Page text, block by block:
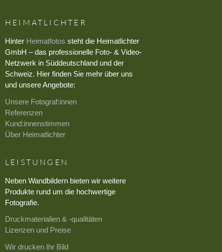
HEIMATLICHTER
Hinter Heimatfotos steht die Heimatlichter
GmbH – das professionelle Foto- & Video-
Netzwerk in Süddeutschland und der
Schweiz. Hier finden Sie mehr über uns
und unsere Angebote:
Unsere Fotograf:innen
Referenzen
Kund:innenstimmen
Über Heimatlichter
LEISTUNGEN
Neben Wandbildern bieten wir weitere
Produkte rund um die hochwertige
Fotografie.
Druckmaterialien & -qualitäten
Lizenzen und Preise
Wir drucken Ihr Bild